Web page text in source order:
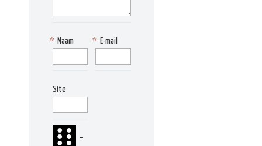
Naam
* E-mail
*
Site
−